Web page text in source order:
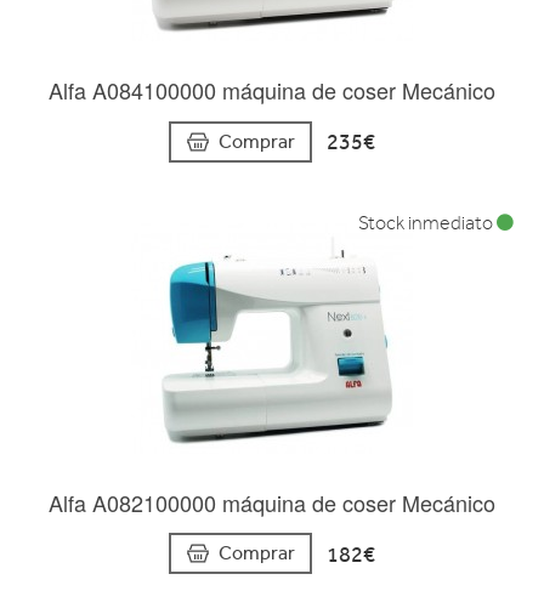
Alfa A084100000 máquina de coser Mecánico
Comprar 235€
Alfa A082100000 máquina de coser Mecánico
Comprar 182€
Stock inmediato